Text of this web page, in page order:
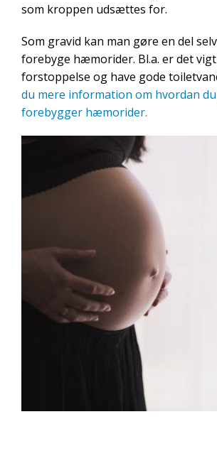
som kroppen udsættes for.
Som gravid kan man gøre en del
forebyge hæmorider. Bl.a. er det
forstoppelse og have gode
du mere information om hvordan
forebygger hæmorider.